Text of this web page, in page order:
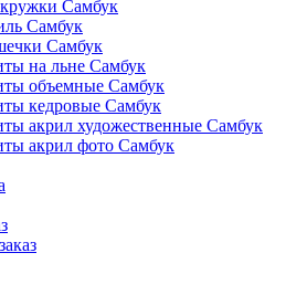
Самбук
Самбук
Самбук
на льне Самбук
объемные Самбук
кедровые Самбук
акрил художественные Самбук
акрил фото Самбук